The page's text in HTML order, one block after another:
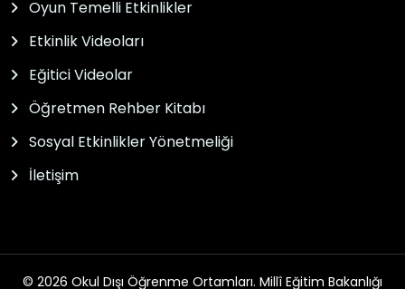
Oyun Temelli Etkinlikler
Etkinlik Videoları
Eğitici Videolar
Öğretmen Rehber Kitabı
Sosyal Etkinlikler Yönetmeliği
İletişim
© 2026 Okul Dışı Öğrenme Ortamları. Millî Eğitim Bakanlığı